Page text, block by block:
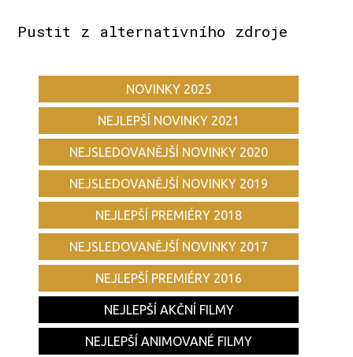
Pustit z alternativního zdroje
NOVINKY 2025
NEJLEPŠÍ NOVINKY 2021
NEJSLEDOVANĚJŠÍ NOVINKY 2020
NEJSLEDOVANĚJŠÍ NOVINKY 2019
NEJLEPŠÍ PREMIÉRY 2018
NEJSLEDOVANĚJŠÍ NOVINKY 2017
NEJLEPŠÍ PREMIÉRY 2016
NEJLEPŠÍ AKČNÍ FILMY
NEJLEPŠÍ ANIMOVANÉ FILMY